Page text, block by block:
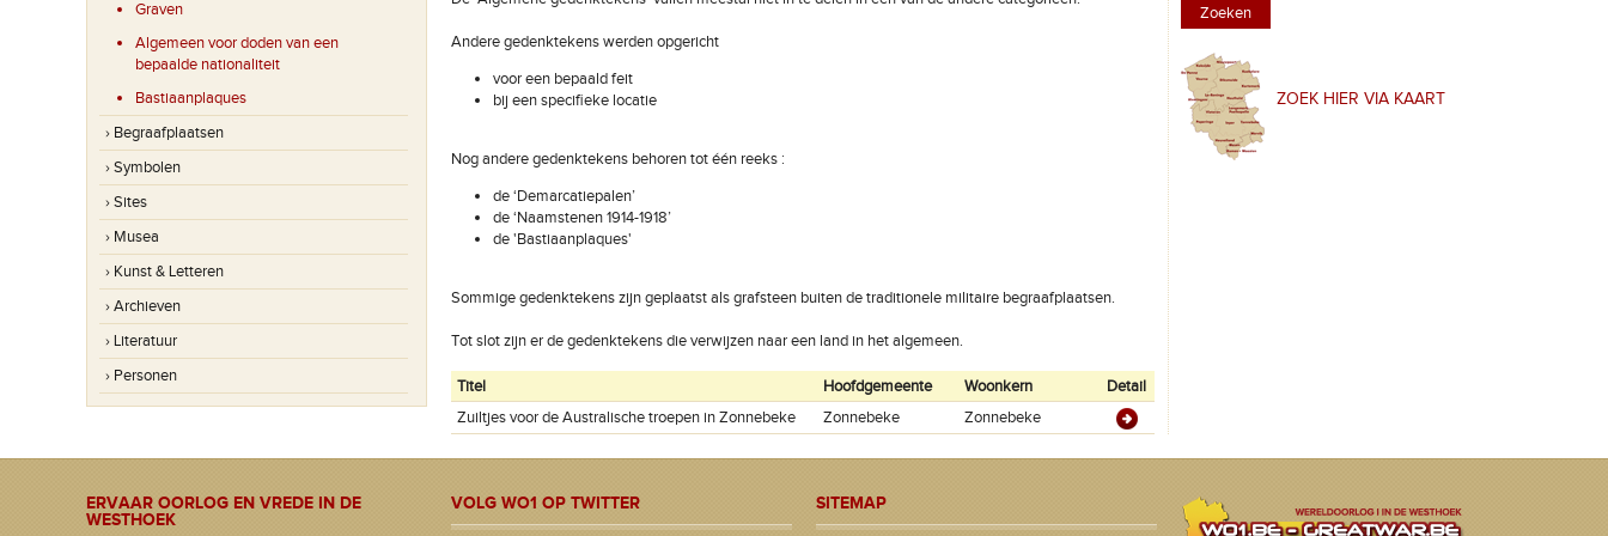
Graven
Algemeen voor doden van een
bepaalde nationaliteit
Bastiaanplaques
› Begraafplaatsen
› Symbolen
› Sites
› Musea
› Kunst & Letteren
› Archieven
› Literatuur
› Personen
Andere gedenktekens werden opgericht
voor een bepaald feit
bij een specifieke locatie
Nog andere gedenktekens behoren tot één reeks :
de ‘Demarcatiepalen’
de ‘Naamstenen 1914-1918’
de 'Bastiaanplaques'
Sommige gedenktekens zijn geplaatst als grafsteen buiten de traditionele militaire begraafplaatsen.
Tot slot zijn er de gedenktekens die verwijzen naar een land in het algemeen.
Titel Hoofdgemeente Woonkern
Detail
Zuiltjes voor de Australische troepen in Zonnebeke
Zonnebeke Zonnebeke
ZOEK HIER VIA KAART
ERVAAR OORLOG EN VREDE IN DE
WESTHOEK
VOLG WO1 OP TWITTER SITEMAP